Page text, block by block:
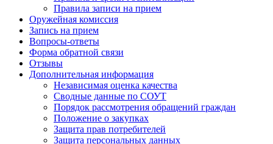
Правила записи на прием
Оружейная комиссия
Запись на прием
Вопросы-ответы
Форма обратной связи
Отзывы
Дополнительная информация
Независимая оценка качества
Сводные данные по СОУТ
Порядок рассмотрения обращений граждан
Положение о закупках
Защита прав потребителей
Защита персональных данных